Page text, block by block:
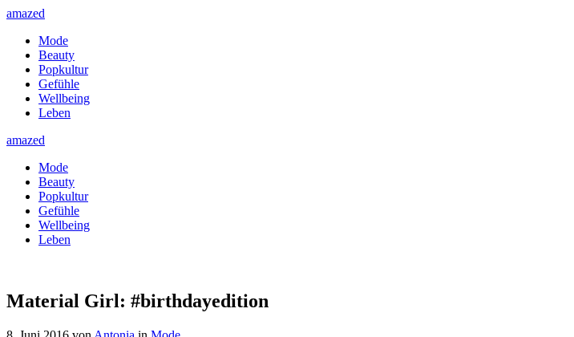
amazed
Mode
Beauty
Popkultur
Gefühle
Wellbeing
Leben
amazed
Mode
Beauty
Popkultur
Gefühle
Wellbeing
Leben
Material Girl: #birthdayedition